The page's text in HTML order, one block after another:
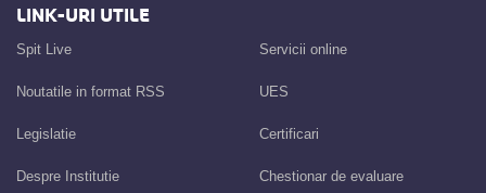
LINK-URI UTILE
Spit Live
Noutatile in format RSS
Legislatie
Despre Institutie
Servicii online
UES
Certificari
Chestionar de evaluare